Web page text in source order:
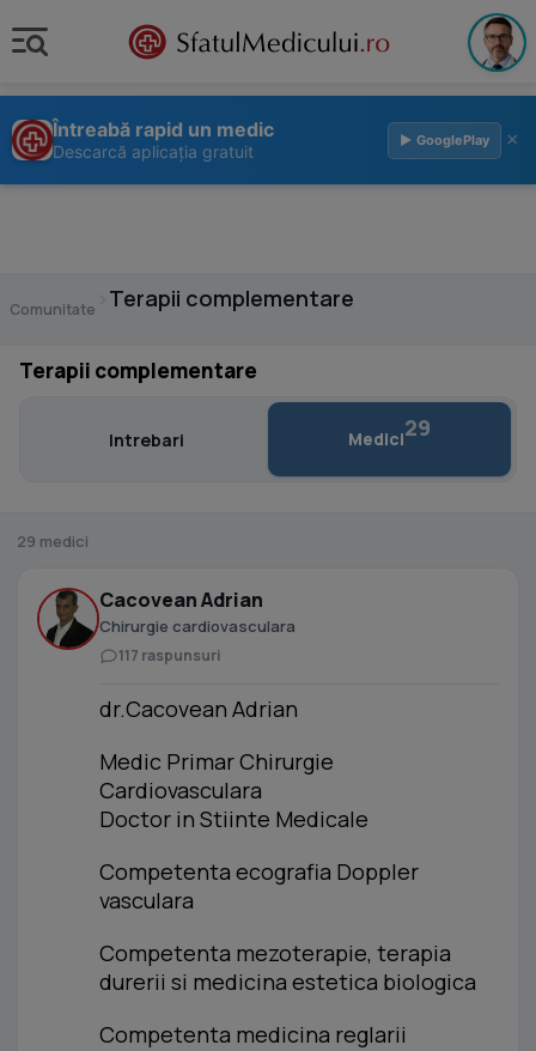
Întreabă rapid un medic
Descarcă aplicația gratuit
▶ GooglePlay ×
Comunitate Terapii complementare
Terapii complementare
Intrebari Medici29
29 medici
Cacovean Adrian
Chirurgie cardiovasculara
117 raspunsuri
dr.Cacovean Adrian
Medic Primar Chirurgie
Cardiovasculara
Doctor in Stiinte Medicale
Competenta ecografia Doppler
vasculara
Competenta mezoterapie, terapia
durerii si medicina estetica biologica
Competenta medicina reglarii